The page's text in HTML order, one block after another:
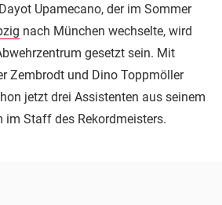
Upamecano, der im Sommer
nach München wechselte, wird
gesetzt sein. Mit
Zembrodt und Dino Toppmöller
jetzt drei Assistenten aus seinem
im Staff des Rekordmeisters.